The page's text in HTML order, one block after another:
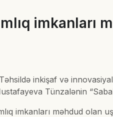
inkişaf və
Tünzalənin
imkanları məhdud olan